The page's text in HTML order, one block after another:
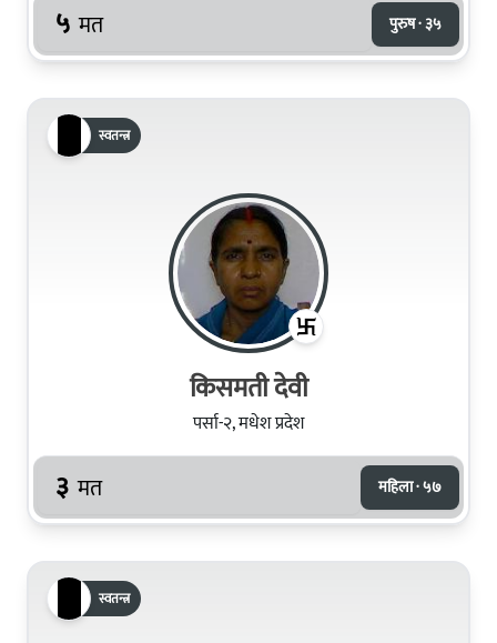
५ मत पुरुष · ३५
स्वतन्त्र
किसमती देवी
पर्सा-२, मधेश प्रदेश
३ मत महिला · ५७
स्वतन्त्र